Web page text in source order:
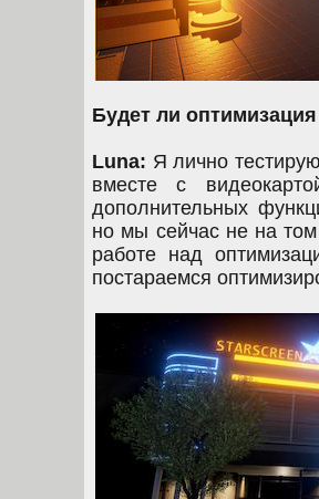
Будет ли
Luna: Я лично
вместе с
дополнительных
но мы сейчас не на том
работе над
постараемся